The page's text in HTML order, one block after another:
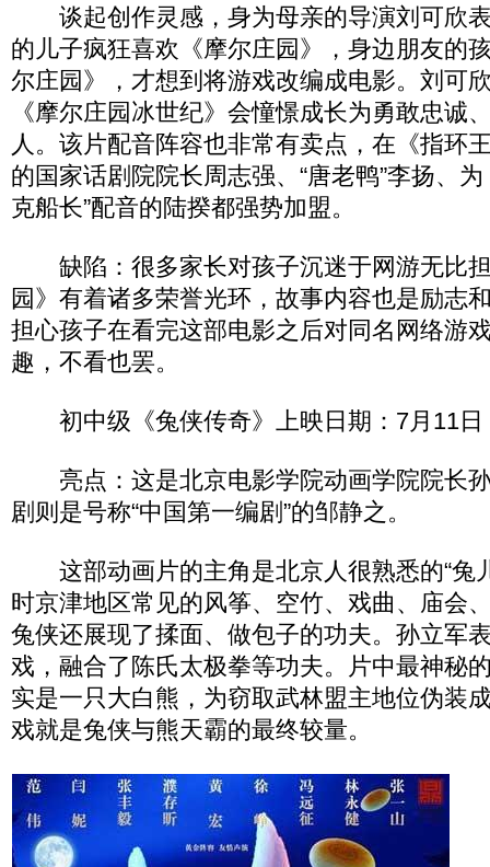
谈起创作灵感，身为母亲的导演刘可欣
的儿子疯狂喜欢《摩尔庄园》，身边朋友的
尔庄园》，才想到将游戏改编成电影。刘可
《摩尔庄园冰世纪》会憧憬成长为勇敢忠诚
人。该片配音阵容也非常有卖点，在《指环
的国家话剧院院长周志强、“唐老鸭”李扬、
克船长”配音的陆揆都强势加盟。
缺陷：很多家长对孩子沉迷于网游无比
园》有着诸多荣誉光环，故事内容也是励志
担心孩子在看完这部电影之后对同名网络游
趣，不看也罢。
初中级《兔侠传奇》上映日期：7月11日
亮点：这是北京电影学院动画学院院长
剧则是号称“中国第一编剧”的邹静之。
这部动画片的主角是北京人很熟悉的“兔
时京津地区常见的风筝、空竹、戏曲、庙会
兔侠还展现了揉面、做包子的功夫。孙立军
戏，融合了陈氏太极拳等功夫。片中最神秘
实是一只大白熊，为窃取武林盟主地位伪装
戏就是兔侠与熊天霸的最终较量。